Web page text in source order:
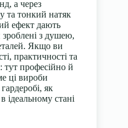
а через
та тонкий натяк
ефект дають
з душею,
Якщо ви
практичності та
тут професійно й
ці вироби
як
ідеальному стані